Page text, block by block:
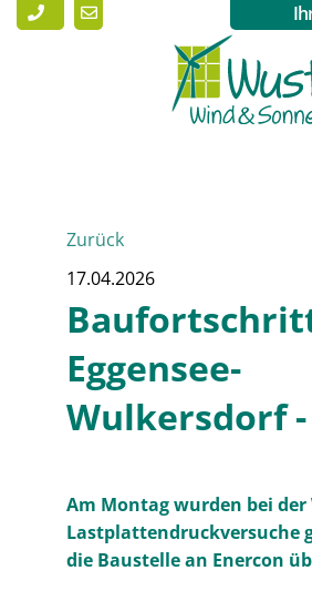
Zurück
17.04.2026
Eggensee-
Wulkersdorf -
Am Montag wurden bei der
Lastplattendruckversuche
die Baustelle an Enercon